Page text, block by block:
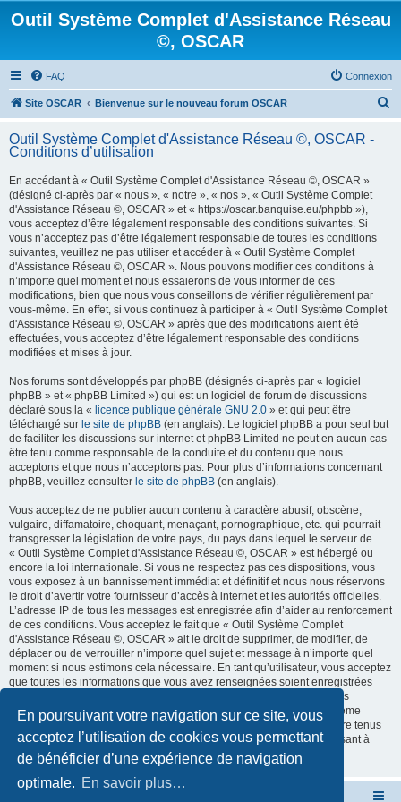
En poursuivant votre navigation sur ce site, vous
acceptez l’utilisation de cookies vous permettant
de bénéficier d’une expérience de navigation
optimale. En savoir plus…
Outil Système Complet d'Assistance Réseau
©, OSCAR
FAQ Connexion
Site OSCAR Bienvenue sur le nouveau forum OSCAR
h
Outil Système Complet d'Assistance Réseau ©, OSCAR -
Conditions d’utilisation
En accédant à « Outil Système Complet d'Assistance Réseau ©, OSCAR »
(désigné ci-après par « nous », « notre », « nos », « Outil Système Complet
d'Assistance Réseau ©, OSCAR » et « https://oscar.banquise.eu/phpbb »),
vous acceptez d’être légalement responsable des conditions suivantes. Si
vous n’acceptez pas d’être légalement responsable de toutes les conditions
suivantes, veuillez ne pas utiliser et accéder à « Outil Système Complet
d'Assistance Réseau ©, OSCAR ». Nous pouvons modifier ces conditions à
n’importe quel moment et nous essaierons de vous informer de ces
modifications, bien que nous vous conseillons de vérifier régulièrement par
vous-même. En effet, si vous continuez à participer à « Outil Système Complet
d'Assistance Réseau ©, OSCAR » après que des modifications aient été
effectuées, vous acceptez d’être légalement responsable des conditions
modifiées et mises à jour.
Nos forums sont développés par phpBB (désignés ci-après par « logiciel
phpBB » et « phpBB Limited ») qui est un logiciel de forum de discussions
déclaré sous la « licence publique générale GNU 2.0 » et qui peut être
téléchargé sur le site de phpBB (en anglais). Le logiciel phpBB a pour seul but
de faciliter les discussions sur internet et phpBB Limited ne peut en aucun cas
être tenu comme responsable de la conduite et du contenu que nous
acceptons et que nous n’acceptons pas. Pour plus d’informations concernant
phpBB, veuillez consulter le site de phpBB (en anglais).
Vous acceptez de ne publier aucun contenu à caractère abusif, obscène,
vulgaire, diffamatoire, choquant, menaçant, pornographique, etc. qui pourrait
transgresser la législation de votre pays, du pays dans lequel le serveur de
« Outil Système Complet d'Assistance Réseau ©, OSCAR » est hébergé ou
encore la loi internationale. Si vous ne respectez pas ces dispositions, vous
vous exposez à un bannissement immédiat et définitif et nous nous réservons
le droit d’avertir votre fournisseur d’accès à internet et les autorités officielles.
L’adresse IP de tous les messages est enregistrée afin d’aider au renforcement
de ces conditions. Vous acceptez le fait que « Outil Système Complet
d'Assistance Réseau ©, OSCAR » ait le droit de supprimer, de modifier, de
déplacer ou de verrouiller n’importe quel sujet et message à n’importe quel
moment si nous estimons cela nécessaire. En tant qu’utilisateur, vous acceptez
que toutes les informations que vous avez renseignées soient enregistrées
dans notre base de données. Bien que ces informations ne seront pas
diffusées à une tierce partie sans votre consentement, ni « Outil Système
Complet d'Assistance Réseau ©, OSCAR », ni phpBB, ne pourront être tenus
comme responsables en cas de tentative de piratage informatique visant à
compromettre vos données.